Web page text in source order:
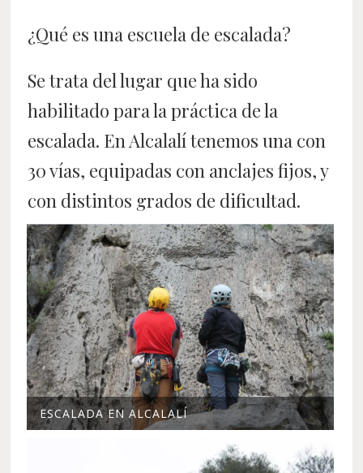
¿Qué es una escuela de escalada?
Se trata del lugar que ha sido
habilitado para la práctica de la
escalada. En Alcalalí tenemos una con
30 vías, equipadas con anclajes fijos, y
con distintos grados de dificultad.
ESCALADA EN ALCALALÍ